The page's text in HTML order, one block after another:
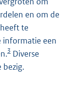
en om de
te
informatie een
3 Diverse
bezig.